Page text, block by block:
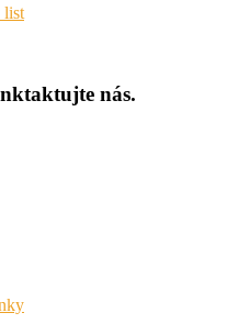
list
nás.